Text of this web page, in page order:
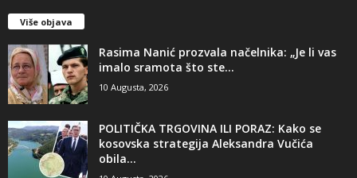
Više objava
​Rasima Nanić prozvala načelnika: „Je li vas
imalo sramota što ste...
10 Augusta, 2026
POLITIČKA TRGOVINA ILI PORAZ: Kako se
kosovska strategija Aleksandra Vučića
obila...